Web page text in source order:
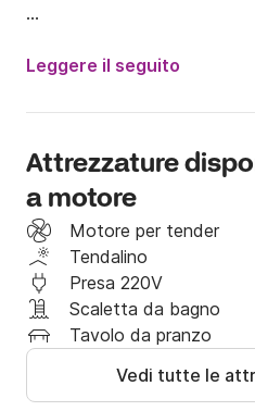
(prezzo minimo per 6
Capacità massima: 12
Prezzi:
- Boulogne-Billancourt:
persone, poi €75 per ogni
- Louvre-Billancourt: €450
persone, poi €75 per ogni
Leggere il seguito
Attrezzature
a motore
Motore per tender
Tendalino
Presa 220V
Scaletta da bagno
Tavolo da pranzo
Vedi tutte le